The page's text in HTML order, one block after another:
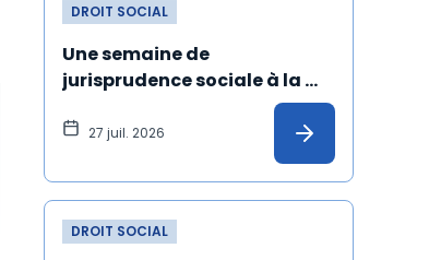
DROIT SOCIAL
Une semaine de
jurisprudence sociale à la
27 juil. 2026
DROIT SOCIAL